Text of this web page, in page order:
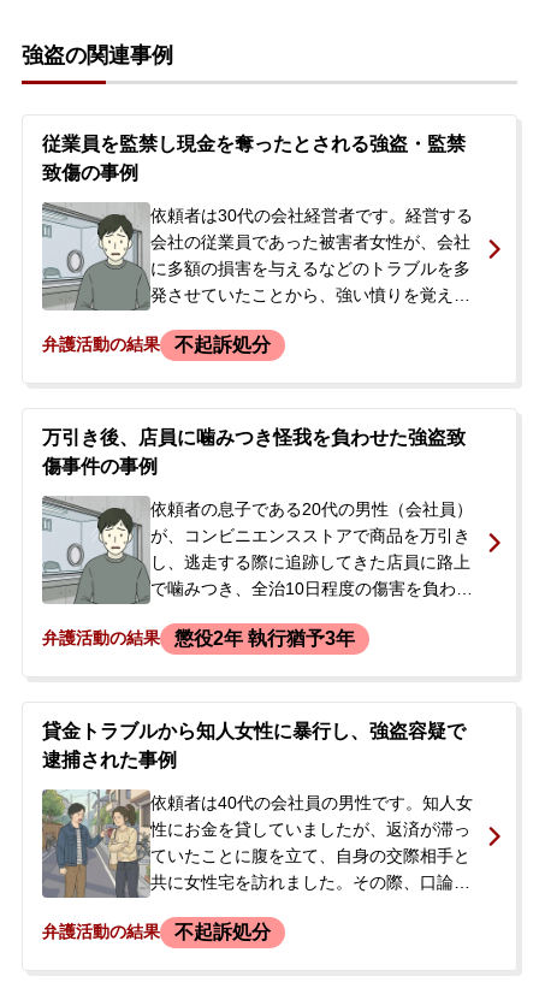
強盗の関連事例
従業員を監禁し現金を奪ったとされる強盗・監禁
致傷の事例
依頼者は30代の会社経営者です。経営する
会社の従業員であった被害者女性が、会社
に多額の損害を与えるなどのトラブルを多
発させていたことから、強い憤りを覚えて
連れ込み、その過程で腕を掴んで怪我をさ
監禁致傷・監禁の容疑で逮捕されました。
逮捕の翌日、依頼者の友人から当事務所に
相談がありました。接見したところ、依頼
者は腕を掴んだことは認めるものの、首を
絞めるなどの過剰な暴行は否定し、現金を
奪った際の暴行脅迫もなかったと主張して
いました。
弁護活動の結果 不起訴処分
万引き後、店員に噛みつき怪我を負わせた強盗致
傷事件の事例
依頼者の息子である20代の男性（会社員）
が、コンビニエンスストアで商品を万引き
し、逃走する際に追跡してきた店員に路上
で噛みつき、全治10日程度の傷害を負わせ
た。当事者は所轄の警察署に逮捕された
知ったご両親が、今後の対応や身柄解放を
希望され、当事務所に来所されました。
弁護活動の結果 懲役2年 執行猶予3年
貸金トラブルから知人女性に暴行し、強盗容疑で
逮捕された事例
依頼者は40代の会社員の男性です。知人女
性にお金を貸していましたが、返済が滞っ
ていたことに腹を立て、自身の交際相手と
共に女性宅を訪れました。その際、口論の
を加え、女性の財布から現金約4万6千円を
弁護活動の結果 不起訴処分